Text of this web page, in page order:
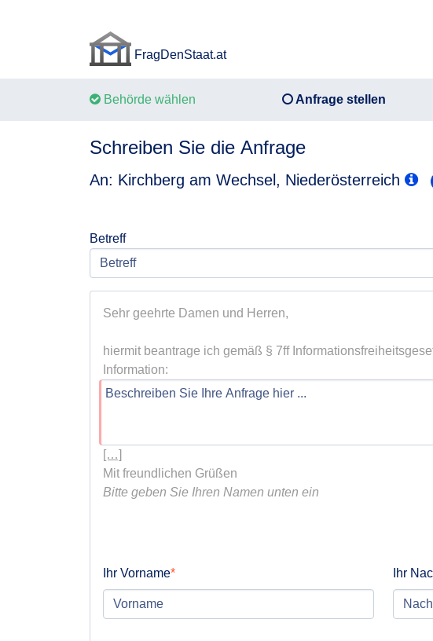
FragDenStaat.at
Behörde wählen Anfrage stellen
Schreiben Sie die Anfrage
An: Kirchberg am Wechsel, Niederösterreich
Betreff
Sehr geehrte Damen und Herren,
hiermit beantrage ich gemäß § 7ff
[…]
Bitte geben Sie Ihren Namen unten ein
Ihr Vorname Ihr